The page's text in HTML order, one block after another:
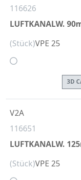
116626
LUFTKANALW.
(Stück)VPE 25
3D
116651
LUFTKANALW.
V2A
(Stück)VPE 25